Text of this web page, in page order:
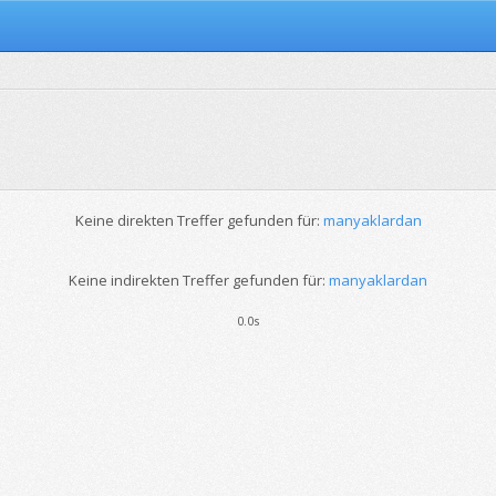
Keine direkten Treffer gefunden für: manyaklardan
Keine indirekten Treffer gefunden für: manyaklardan
0.0s